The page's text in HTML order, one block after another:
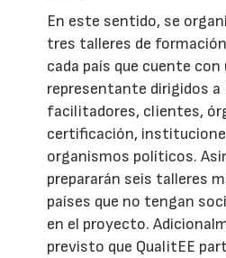
En este sentido, se
tres talleres de
cada país que cuente con
representante dirigidos a
facilitadores, clientes,
certificación,
organismos políticos.
prepararán seis talleres
países que no tengan
en el proyecto.
previsto que QualitEE